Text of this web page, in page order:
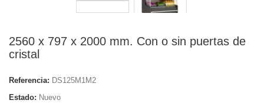
2560 x 797 x 2000 mm. Con o sin puertas de
cristal
Referencia: DS125M1M2
Estado: Nuevo